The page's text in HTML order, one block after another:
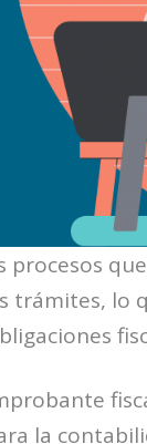
procesos
trámites, lo
la